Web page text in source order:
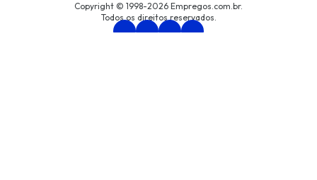
Copyright © 1998-2026 Empregos.com.br.
Todos os direitos reservados.